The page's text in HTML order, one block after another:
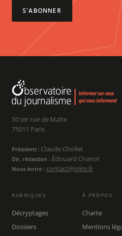
S'ABONNER
50 ter rue de Malte
75011 Paris
Président : Claude Chollet
Dir. rédaction : Édouard Chanot
Nous écrire : contact@ojim.fr
RUBRIQUES
Décryptages
Dossiers
À PROPOS
Charte
Mentions